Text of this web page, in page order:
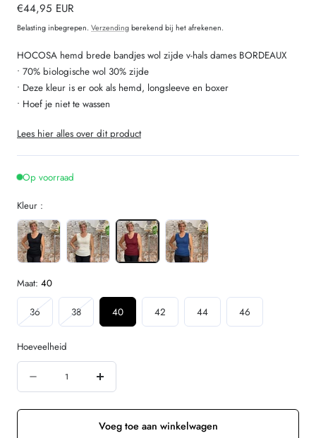
Normale
prijs
€44,95 EUR
Belasting inbegrepen. Verzendingberekend bij het afrekenen.
HOCOSA hemd brede bandjes wol zijde v-hals dames BORDEAUX
• 70% biologische wol 30% zijde
• Deze kleur is er ook als hemd, longsleeve en boxer
• Hoef je niet te wassen
Lees hier alles over dit product
Op voorraad
Kleur :
Maat: 40
36Variant
uitverkocht
of
niet
beschikbaar
38Variant
uitverkocht
niet
beschikbaar
40 42 44 46
Hoeveelheid
verminderen
Verhoog
de
hoeveelheid
Voeg toe aan winkelwagen